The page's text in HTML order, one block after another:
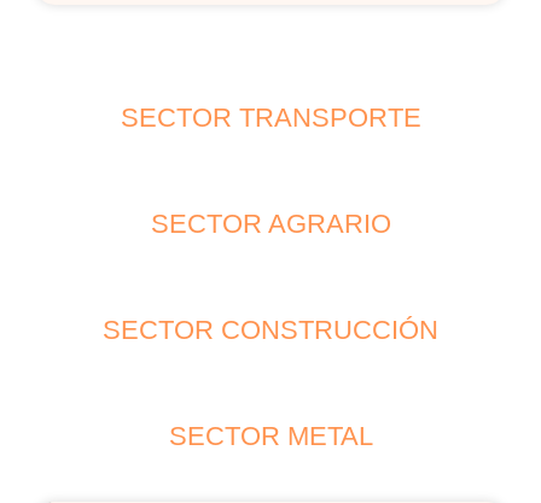
SECTOR TRANSPORTE
SECTOR AGRARIO
SECTOR CONSTRUCCIÓN
SECTOR METAL